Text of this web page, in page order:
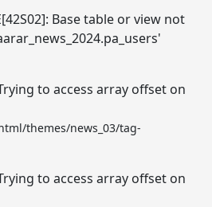
Base table or view not
to access array offset on
themes/news_03/tag-
to access array offset on